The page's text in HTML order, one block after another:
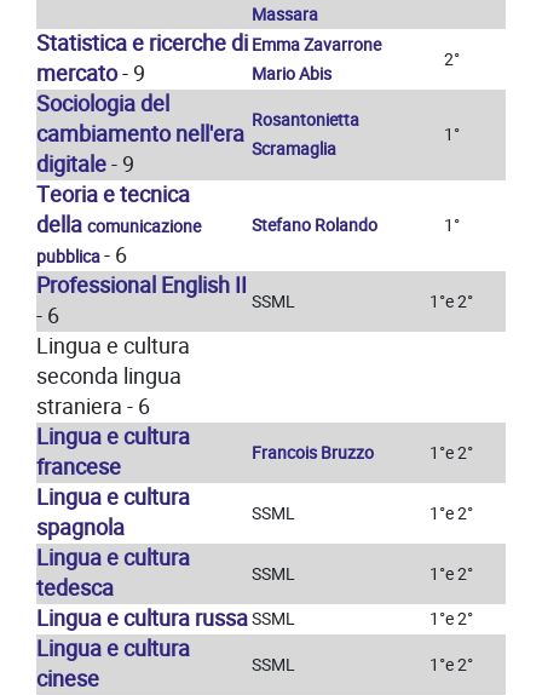
Massara
Statistica e ricerche di
mercato- 9
Emma Zavarrone
Mario Abis
2°
Sociologia del
cambiamento nell'era
digitale- 9
Rosantonietta
Scramaglia
1°
Teoria e tecnica
della comunicazione
pubblica- 6
Stefano Rolando 1°
Professional English II
- 6
SSML 1°e 2°
Lingua e cultura
seconda lingua
straniera - 6
Lingua e cultura
francese
Francois Bruzzo 1°e 2°
Lingua e cultura
spagnola
SSML 1°e 2°
Lingua e cultura
tedesca
SSML 1°e 2°
Lingua e cultura russaSSML 1°e 2°
Lingua e cultura
cinese
SSML 1°e 2°